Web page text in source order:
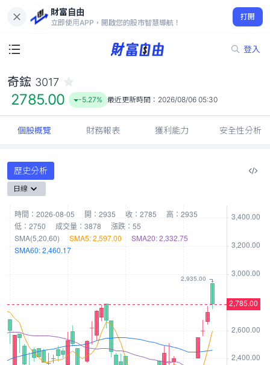
財富自由
立即使用APP，開啟您的股市智慧導航！
打開
登入
2785.00
-5.27%
奇鋐 3017
2785.00 -5.27% 最近更新時間： 2026/08/06 05:30
個股概覽 財務報表 獲利能力 安全性分析
歷史分析
日線